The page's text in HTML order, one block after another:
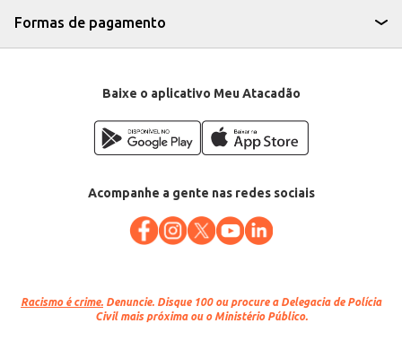
padrão.
Formas de pagamento
Baixe o aplicativo Meu Atacadão
Acompanhe a gente nas redes sociais
Racismo é crime. Denuncie. Disque 100 ou procure a Delegacia de Polícia
Civil mais próxima ou o Ministério Público.